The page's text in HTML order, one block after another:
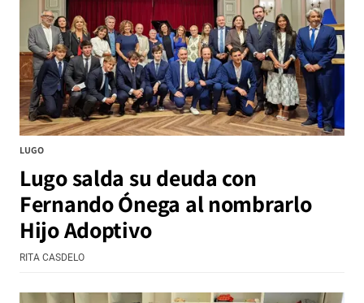
LUGO
Lugo salda su deuda con
Fernando Ónega al nombrarlo
Hijo Adoptivo
RITA CASDELO